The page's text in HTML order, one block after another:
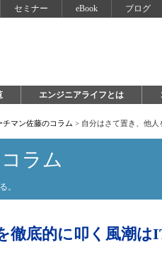
セミナー eBook ブログ
エンジニアライフとは
チマン佐藤のコラム > 自分はさて置き、他人
ラム
。
徹底的に叩く風潮は